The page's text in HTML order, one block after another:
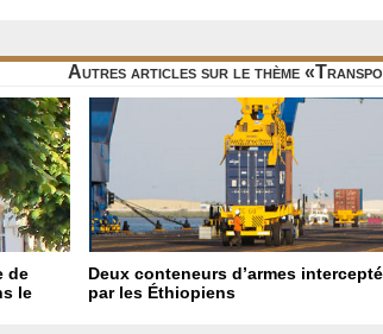
Autres articles sur le thème
de
le
Deux conteneurs d’armes
par les Éthiopiens